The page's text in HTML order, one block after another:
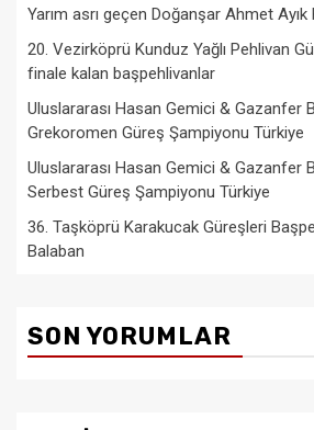
Yarım asrı geçen Doğanşar Ahmet
20. Vezirköprü Kunduz Yağlı Pehlivan
finale kalan başpehlivanlar
Uluslararası Hasan Gemici & Gazanfer
Grekoromen Güreş Şampiyonu Türkiye
Uluslararası Hasan Gemici & Gazanfer
Serbest Güreş Şampiyonu Türkiye
36. Taşköprü Karakucak Güreşleri
Balaban
SON YORUMLAR